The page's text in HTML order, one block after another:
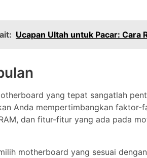
Ucapan Ultah untuk Pacar:
yang tepat sangatlah
Anda mempertimbangkan
dan fitur-fitur yang ada pada
motherboard yang sesuai